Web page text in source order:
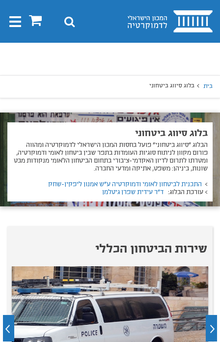
בית 0 חיפוש
בית בלוג סיווג ביטחוני
בלוג סיווג ביטחוני
הבלוג ״סיווג ביטחוני״ פועל בחסות המכון הישראלי לדמוקרטיה ומהווה
פורום מקוון לניתוח סוגיות העומדות בתפר שבין ביטחון לאומי ודמוקרטיה,
ומטרתו לתרום לדיון האקדמי-ציבורי בתחום הביטחון הלאומי מנקודות מבט
שונות, ביניהן: משפט, אתיקה ומדעי החברה.
> התכנית לביטחון לאומי ודמוקרטיה ע"ש אמנון ליפקין-שחק
> עורכת הבלוג: ד"ר עידית שפרן גיטלמן
שירות הביטחון הכללי